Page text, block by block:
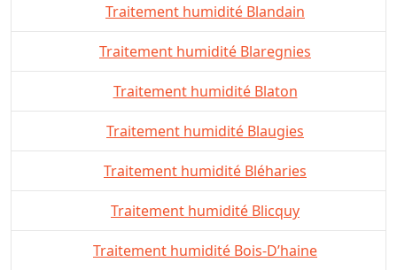
Traitement humidité Blandain
Traitement humidité Blaregnies
Traitement humidité Blaton
Traitement humidité Blaugies
Traitement humidité Bléharies
Traitement humidité Blicquy
Traitement humidité Bois-D’haine